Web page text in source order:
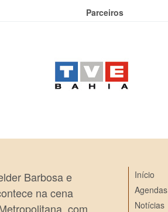
Parceiros
Barbosa e
na cena
com
Início
Agendas
Notícias